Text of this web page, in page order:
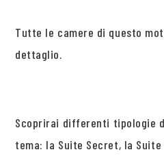
Tutte le camere di questo
dettaglio.
Scoprirai differenti tipologie
tema: la Suite Secret, la